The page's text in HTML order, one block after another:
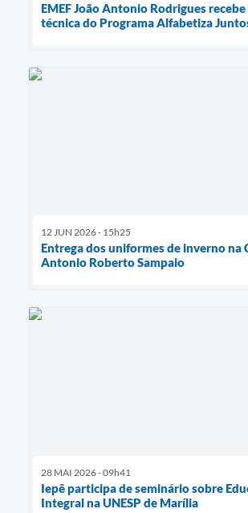
EMEF João Antonio Rodrigues
técnica do Programa Alfabetiza
12 JUN 2026 - 15h25
Entrega dos uniformes de inverno na
Antonio Roberto Sampaio
28 MAI 2026 - 09h41
Iepê participa de seminário sobre
Integral na UNESP de Marília